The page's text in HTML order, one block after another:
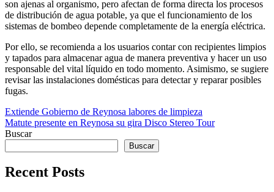
son ajenas al organismo, pero afectan de forma directa los procesos
de distribución de agua potable, ya que el funcionamiento de los
sistemas de bombeo depende completamente de la energía eléctrica.
Por ello, se recomienda a los usuarios contar con recipientes limpios
y tapados para almacenar agua de manera preventiva y hacer un uso
responsable del vital líquido en todo momento. Asimismo, se sugiere
revisar las instalaciones domésticas para detectar y reparar posibles
fugas.
Navegación
de
Extiende Gobierno de Reynosa labores de limpieza
Matute presente en Reynosa su gira Disco Stereo Tour
Buscar
Buscar
Recent Posts